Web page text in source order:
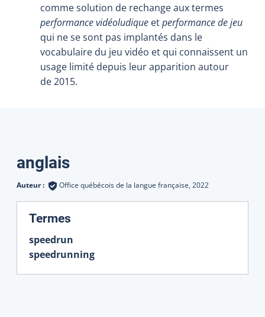
comme solution de rechange aux termes
performance vidéoludique etperformance de jeu
qui ne se sont pas implantés dans le
vocabulaire du jeu vidéo et qui connaissent un
usage limité depuis leur apparition autour
de 2015.
Traductions
anglais
Auteur : Office québécois de la langue française, 2022
Termes
speedrun
speedrunning